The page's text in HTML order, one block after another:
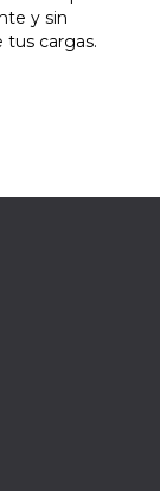
y sin
tus cargas.